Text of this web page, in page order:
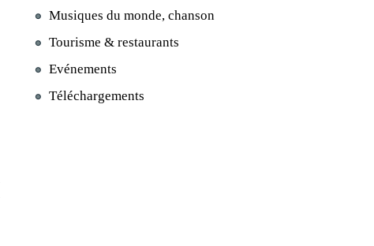
Musiques du monde, chanson
Tourisme & restaurants
Evénements
Téléchargements